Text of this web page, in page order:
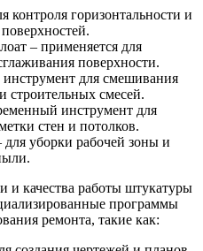
контроля горизонтальности и
– применяется для
поверхности.
для смешивания
строительных смесей.
инструмент для
стен и потолков.
уборки рабочей зоны и
качества работы штукатуры
программы
ремонта, такие как: